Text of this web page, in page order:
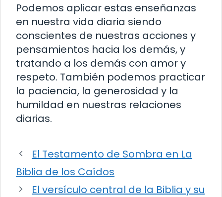
Podemos aplicar estas enseñanzas
en nuestra vida diaria siendo
conscientes de nuestras acciones y
pensamientos hacia los demás, y
tratando a los demás con amor y
respeto. También podemos practicar
la paciencia, la generosidad y la
humildad en nuestras relaciones
diarias.
El Testamento de Sombra en La
Biblia de los Caídos
El versículo central de la Biblia y su